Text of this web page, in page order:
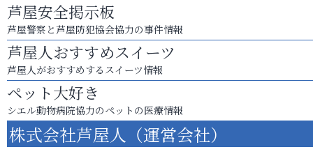
芦屋安全掲示板
芦屋警察と芦屋防犯協会協力の事件情報
芦屋人おすすめスイーツ
芦屋人がおすすめするスイーツ情報
ペット大好き
シエル動物病院協力のペットの医療情報
株式会社芦屋人（運営会社）